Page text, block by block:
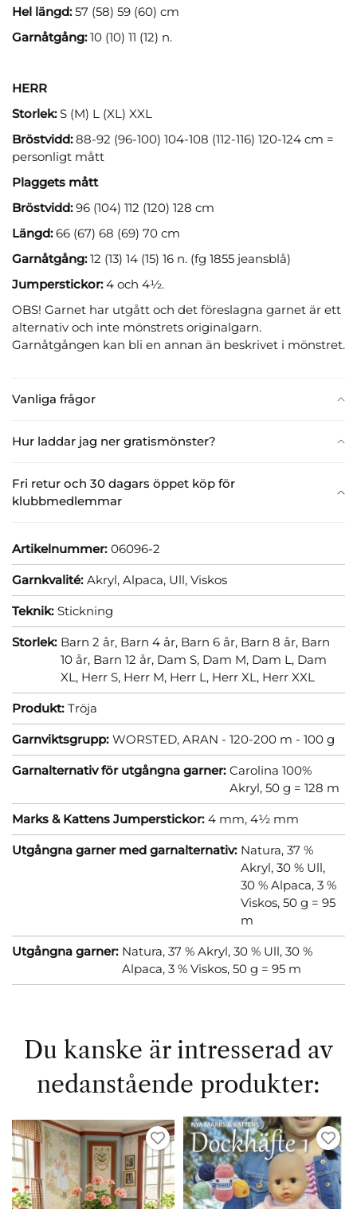
Vanliga frågor
Hur laddar jag ner gratismönster?
Fri retur och 30 dagars öppet köp för
klubbmedlemmar
Hel längd:57 (58) 59 (60) cm
Garnåtgång:10 (10) 11 (12) n.
HERR
Storlek:S (M) L (XL) XXL
Bröstvidd:88-92 (96-100) 104-108 (112-116) 120-124 cm =
personligt mått
Plaggets mått
Bröstvidd:96 (104) 112 (120) 128 cm
Längd:66 (67) 68 (69) 70 cm
Garnåtgång:12 (13) 14 (15) 16 n. (fg 1855 jeansblå)
Jumperstickor:4 och 4½.
OBS! Garnet har utgått och det föreslagna garnet är ett
alternativ och inte mönstrets originalgarn.
Garnåtgången kan bli en annan än beskrivet i mönstret.
Artikelnummer: 06096-2
Garnkvalité: Akryl, Alpaca, Ull, Viskos
Teknik: Stickning
Storlek: Barn 2 år, Barn 4 år, Barn 6 år, Barn 8 år, Barn
10 år, Barn 12 år, Dam S, Dam M, Dam L, Dam
XL, Herr S, Herr M, Herr L, Herr XL, Herr XXL
Produkt: Tröja
Garnviktsgrupp: WORSTED, ARAN - 120-200 m - 100 g
Garnalternativ för utgångna garner: Carolina 100%
Akryl, 50 g = 128 m
Marks & Kattens Jumperstickor: 4 mm, 4½ mm
Utgångna garner med garnalternativ: Natura, 37 %
Akryl, 30 % Ull,
30 % Alpaca, 3 %
Viskos, 50 g = 95
m
Utgångna garner: Natura, 37 % Akryl, 30 % Ull, 30 %
Alpaca, 3 % Viskos, 50 g = 95 m
Du kanske är intresserad av
nedanstående produkter: